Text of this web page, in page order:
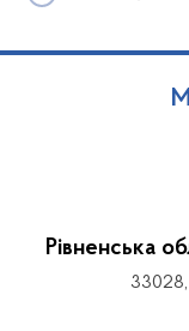
Рівненська
33028,